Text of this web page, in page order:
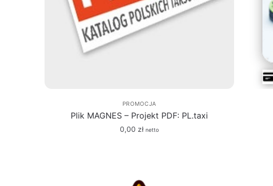
PROMOCJA
Plik MAGNES – Projekt PDF: PL.taxi
0,00 zł netto